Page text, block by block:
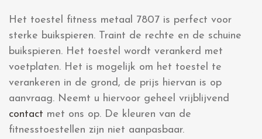
Het toestel fitness metaal 7807 is perfect voor
sterke buikspieren. Traint de rechte en de schuine
buikspieren. Het toestel wordt verankerd met
voetplaten. Het is mogelijk om het toestel te
verankeren in de grond, de prijs hiervan is op
aanvraag. Neemt u hiervoor geheel vrijblijvend
contact met ons op. De kleuren van de
fitnesstoestellen zijn niet aanpasbaar.